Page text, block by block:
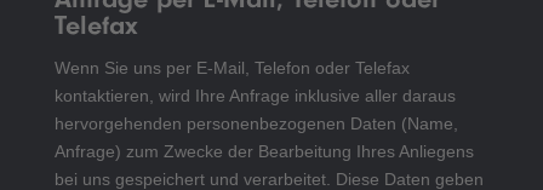
Telefax
Wenn Sie uns per E-Mail, Telefon oder Telefax
kontaktieren, wird Ihre Anfrage inklusive aller daraus
hervorgehenden personenbezogenen Daten (Name,
Anfrage) zum Zwecke der Bearbeitung Ihres Anliegens
bei uns gespeichert und verarbeitet. Diese Daten geben